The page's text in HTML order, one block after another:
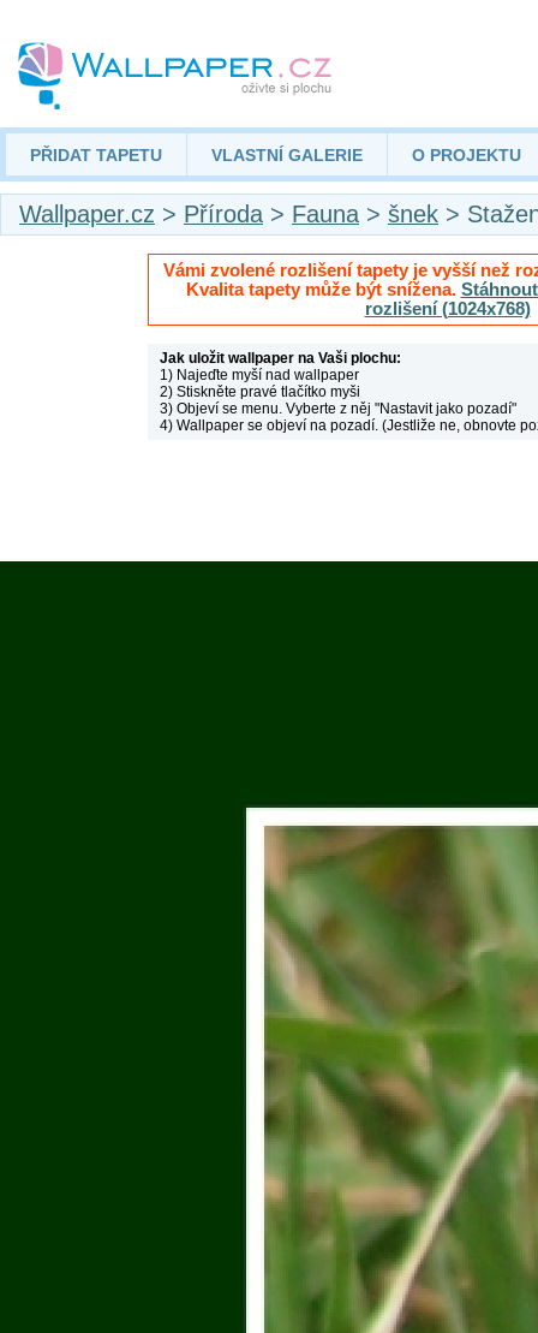
PŘIDAT TAPETU VLASTNÍ GALERIE O PROJEKTU
Wallpaper.cz > Příroda > Fauna > šnek >
Vámi zvolené rozlišení tapety je vyšší než
Kvalita tapety může být snížena.
rozlišení (1024x768)
Jak uložit wallpaper na Vaši plochu:
1) Najeďte myší nad wallpaper
2) Stiskněte pravé tlačítko myši
3) Objeví se menu. Vyberte z něj "Nastavit jako pozadí"
4) Wallpaper se objeví na pozadí. (Jestliže ne, obnovte